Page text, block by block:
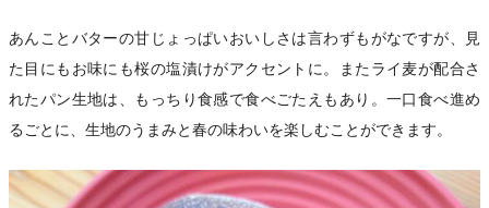
あんことバターの甘じょっぱいおいしさは言わずもがなですが、見
た目にもお味にも桜の塩漬けがアクセントに。またライ麦が配合さ
れたパン生地は、もっちり食感で食べごたえもあり。一口食べ進め
るごとに、生地のうまみと春の味わいを楽しむことができます。